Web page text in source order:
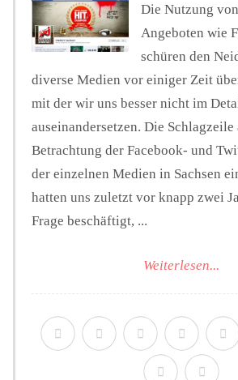
Die Nutzung
Angeboten wie
schüren den
diverse Medien vor einiger Zeit
mit der wir uns besser nicht im
auseinandersetzen. Die Schlagzeile
Betrachtung der Facebook- und
der einzelnen Medien in Sachsen
hatten uns zuletzt vor knapp zwei
Frage beschäftigt, ...
Weiterlesen...